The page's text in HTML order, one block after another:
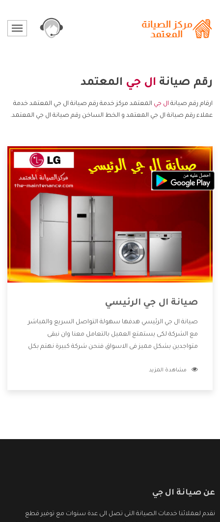
رقم صيانة ال جي المعتمد
ارقام رقم صيانة ال جي المعتمد مركز خدمة رقم صيانة ال جي المعتمد خدمة
عملاء رقم صيانة ال جي المعتمد و الخط الساخن رقم صيانة ال جي المعتمد.
صيانة ال جي الرئيسي
صيانة ال جي الرئيسي هدفها سهولة التواصل السريع والمباشر
مع الشركة لكى يستمتع العميل بالتعامل معنا وان نبقى
متواجدين بشكل مميز فى الاسواق فنحن شركة كبيرة نهتم بكل
الشركة بها والتى تكون منها خدمة الصيانة التى تكون من أهم
مشاهدة المزيد
عن صيانة ال جي
نقدم لعملائنا خدمات الصيانة التى تصل الى عدة سنوات مع توفير قطع